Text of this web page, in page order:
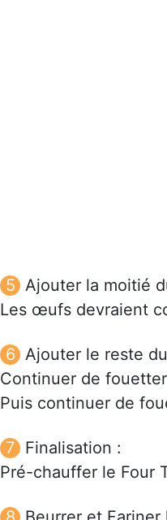
Ajouter la moitié
Les œufs devraient
Ajouter le reste
Continuer de
Puis continuer de
Finalisation :
Pré-chauffer le Four